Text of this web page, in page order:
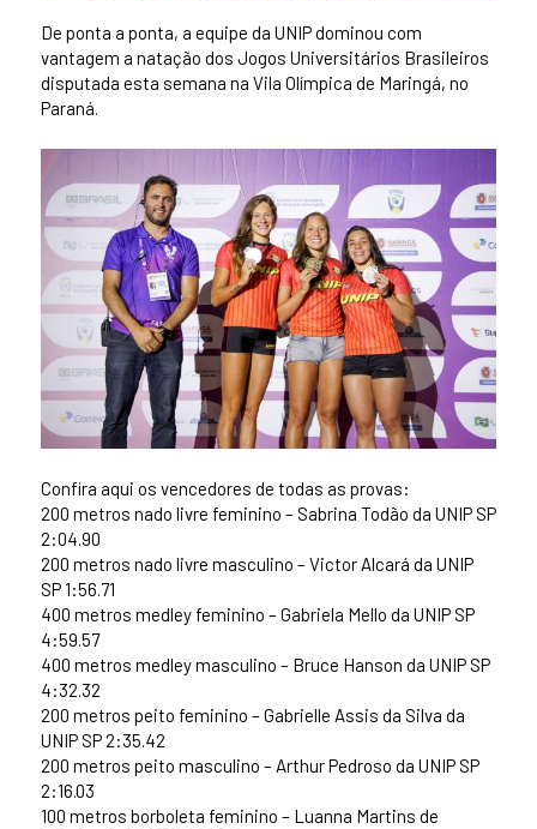
De ponta a ponta, a equipe da UNIP dominou com
vantagem a natação dos Jogos Universitários Brasileiros
disputada esta semana na Vila Olímpica de Maringá, no
Paraná.
Confira aqui os vencedores de todas as provas:
200 metros nado livre feminino – Sabrina Todão da UNIP SP
2:04.90
200 metros nado livre masculino – Victor Alcará da UNIP
SP 1:56.71
400 metros medley feminino – Gabriela Mello da UNIP SP
4:59.57
400 metros medley masculino – Bruce Hanson da UNIP SP
4:32.32
200 metros peito feminino – Gabrielle Assis da Silva da
UNIP SP 2:35.42
200 metros peito masculino – Arthur Pedroso da UNIP SP
2:16.03
100 metros borboleta feminino – Luanna Martins de